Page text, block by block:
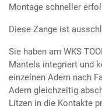
Montage schneller
Diese Zange ist
Sie haben am WKS
Mantels integriert und
einzelnen Adern nach
Adern gleichzeitig
Litzen in die Kontakte